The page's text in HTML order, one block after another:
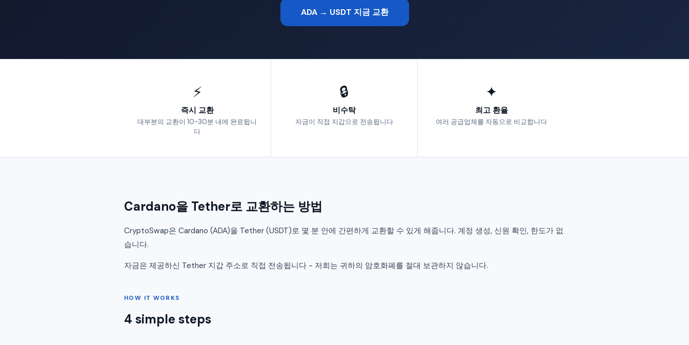
ADA → USDT 지금 교환
⚡
즉시 교환
대부분의 교환이 10-30분 내에 완료됩니
다
🔒
비수탁
자금이 직접 지갑으로 전송됩니다
✦
최고 환율
여러 공급업체를 자동으로 비교합니다
Cardano을 Tether로 교환하는 방법
CryptoSwap은 Cardano (ADA)을 Tether (USDT)로 몇 분 안에 간편하게 교환할 수 있게 해줍니다. 계정 생성, 신원 확인, 한도가 없
습니다.
자금은 제공하신 Tether 지갑 주소로 직접 전송됩니다 - 저희는 귀하의 암호화폐를 절대 보관하지 않습니다.
HOW IT WORKS
4 simple steps